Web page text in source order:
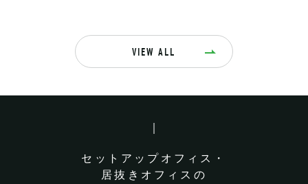
VIEW ALL
セットアップオフィス・
居抜きオフィスの